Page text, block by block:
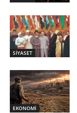
SİYASET
EKONOMİ